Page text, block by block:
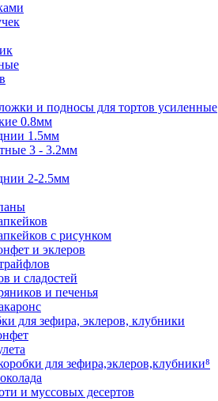
и подносы для тортов усиленные
0.8мм
1.5мм
3 - 3.2мм
2-2.5мм
с рисунком
и эклеров
и сладостей
и печенья
для зефира, эклеров, клубники
для зефира,эклеров,клубники⁸
и муссовых десертов